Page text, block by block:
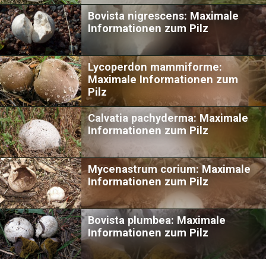
Bovista nigrescens: Maximale
Informationen zum Pilz
Lycoperdon mammiforme:
Maximale Informationen zum
Pilz
Calvatia pachyderma: Maximale
Informationen zum Pilz
Mycenastrum corium: Maximale
Informationen zum Pilz
Bovista plumbea: Maximale
Informationen zum Pilz